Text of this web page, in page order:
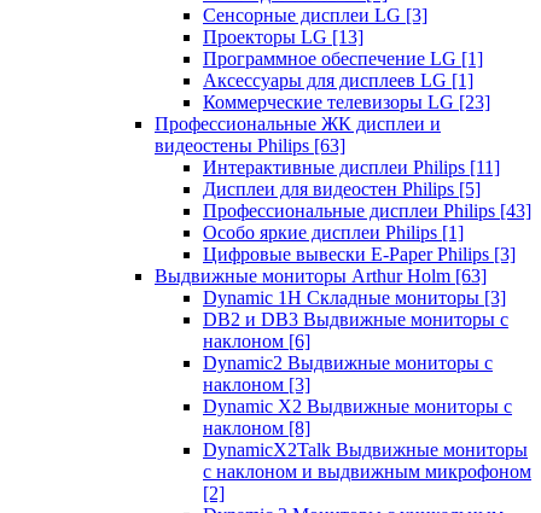
Сенсорные дисплеи LG [3]
Проекторы LG [13]
Программное обеспечение LG [1]
Аксессуары для дисплеев LG [1]
Коммерческие телевизоры LG [23]
Профессиональные ЖК дисплеи и
видеостены Philips [63]
Интерактивные дисплеи Philips [11]
Дисплеи для видеостен Philips [5]
Профессиональные дисплеи Philips [43]
Особо яркие дисплеи Philips [1]
Цифровые вывески E-Paper Philips [3]
Выдвижные мониторы Arthur Holm [63]
Dynamic 1Н Складные мониторы [3]
DB2 и DB3 Выдвижные мониторы с
наклоном [6]
Dynamic2 Выдвижные мониторы с
наклоном [3]
Dynamic X2 Выдвижные мониторы с
наклоном [8]
DynamicX2Talk Выдвижные мониторы
с наклоном и выдвижным микрофоном
[2]